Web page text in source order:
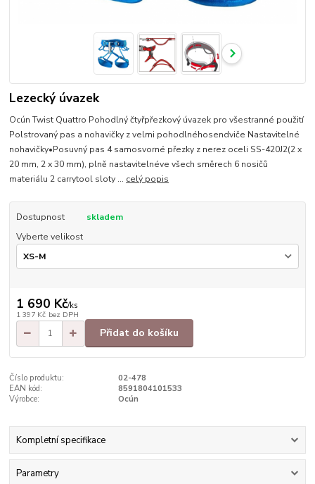
Lezecký úvazek
Ocún Twist Quattro Pohodlný čtyřpřezkový úvazek pro všestranné použití
Polstrovaný pas a nohavičky z velmi pohodlnéhosendviče Nastavitelné
nohavičky•Posuvný pas 4 samosvorné přezky z nerez oceli SS-420J2(2 x
20 mm, 2 x 30 mm), plně nastavitelnéve všech směrech 6 nosičů
materiálu 2 carrytool sloty ... celý popis
Dostupnost
skladem
Vyberte velikost
1 690 Kč/ks
1 397 Kč bez DPH
Přidat do košíku
Číslo produktu:
02-478
EAN kód:
8591804101533
Výrobce:
Ocún
Kompletní specifikace
Parametry